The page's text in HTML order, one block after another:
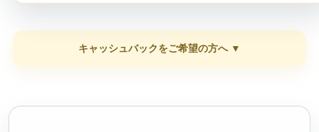
キャッシュバックをご希望の方へ ▼